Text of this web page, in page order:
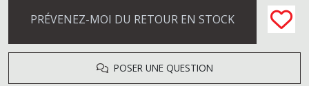
PRÉVENEZ-MOI DU RETOUR EN STOCK
POSER UNE QUESTION